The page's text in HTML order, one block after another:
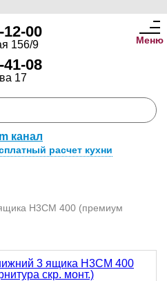
12-00
156/9
41-08
17
канал
расчет кухни
Меню
Н3СМ 400 (премиум